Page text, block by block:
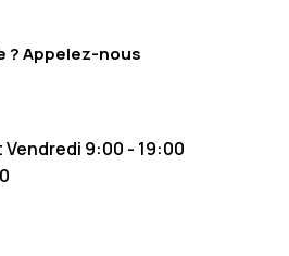
? Appelez-nous
9:00 - 19:00